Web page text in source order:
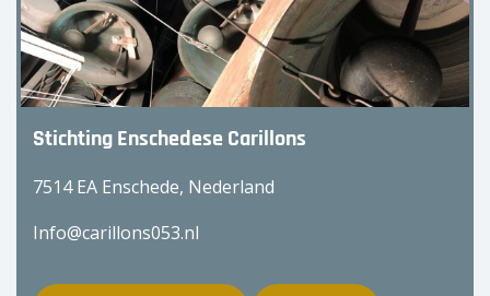
Stichting Enschedese Carillons
7514 EA Enschede, Nederland
Info@carillons053.nl